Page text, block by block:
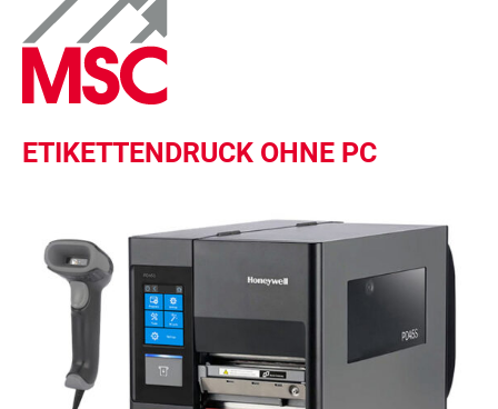
ETIKETTENDRUCK OHNE PC